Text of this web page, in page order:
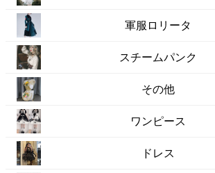
軍服ロリータ
スチームパンク
その他
ワンピース
ドレス